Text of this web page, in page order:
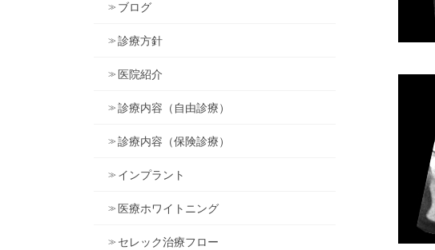
ブログ
診療方針
医院紹介
診療内容（自由診療）
診療内容（保険診療）
インプラント
医療ホワイトニング
セレック治療フロー